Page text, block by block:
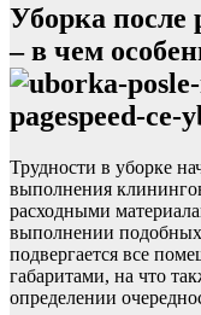
Уборка после
– в чем
Трудности в уборке
выполнения
расходными
выполнении
подвергается все
габаритами, на что
определении